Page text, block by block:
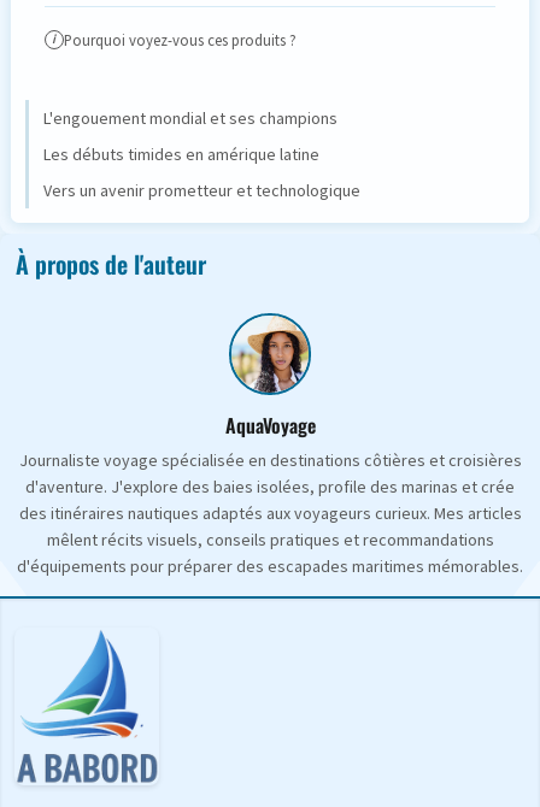
i Pourquoi voyez-vous ces produits ?
L'engouement mondial et ses champions
Les débuts timides en amérique latine
Vers un avenir prometteur et technologique
À propos de l'auteur
AquaVoyage
Journaliste voyage spécialisée en destinations côtières et croisières
d'aventure. J'explore des baies isolées, profile des marinas et crée
des itinéraires nautiques adaptés aux voyageurs curieux. Mes articles
mêlent récits visuels, conseils pratiques et recommandations
d'équipements pour préparer des escapades maritimes mémorables.